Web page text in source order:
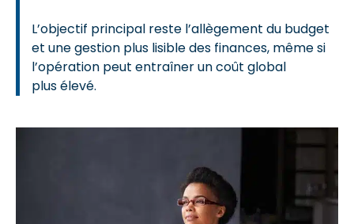
L’objectif principal reste l’allègement du budget
et une gestion plus lisible des finances, même si
l’opération peut entraîner un coût global
plus élevé.